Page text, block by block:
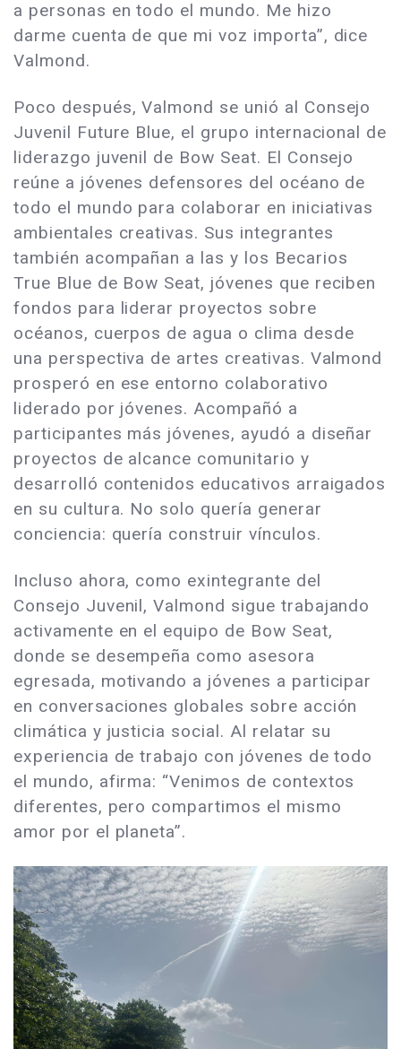
a personas en todo el mundo. Me hizo
darme cuenta de que mi voz importa”, dice
Valmond.
Poco después, Valmond se unió al Consejo
Juvenil Future Blue, el grupo internacional de
liderazgo juvenil de Bow Seat. El Consejo
reúne a jóvenes defensores del océano de
todo el mundo para colaborar en iniciativas
ambientales creativas. Sus integrantes
también acompañan a las y los Becarios
True Blue de Bow Seat, jóvenes que reciben
fondos para liderar proyectos sobre
océanos, cuerpos de agua o clima desde
una perspectiva de artes creativas. Valmond
prosperó en ese entorno colaborativo
liderado por jóvenes. Acompañó a
participantes más jóvenes, ayudó a diseñar
proyectos de alcance comunitario y
desarrolló contenidos educativos arraigados
en su cultura. No solo quería generar
conciencia: quería construir vínculos.
Incluso ahora, como exintegrante del
Consejo Juvenil, Valmond sigue trabajando
activamente en el equipo de Bow Seat,
donde se desempeña como asesora
egresada, motivando a jóvenes a participar
en conversaciones globales sobre acción
climática y justicia social. Al relatar su
experiencia de trabajo con jóvenes de todo
el mundo, afirma: “Venimos de contextos
diferentes, pero compartimos el mismo
amor por el planeta”.